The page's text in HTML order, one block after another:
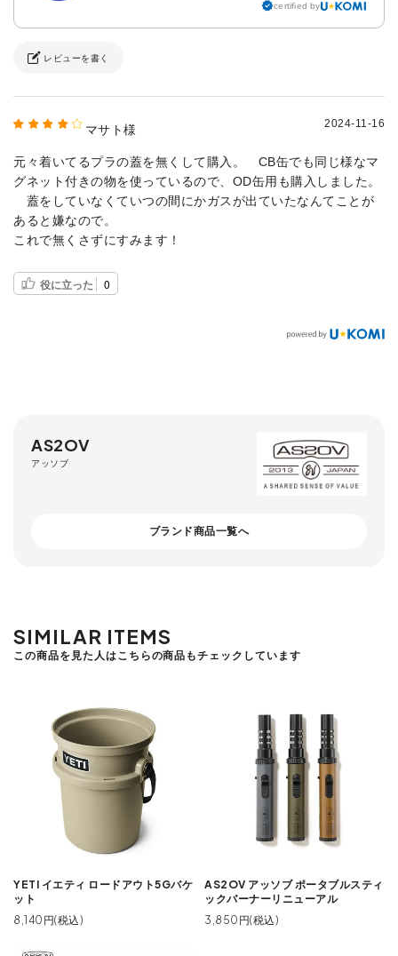
certified by
レビューを書く
マサト様 2024-11-16
元々着いてるプラの蓋を無くして購入。 CB缶でも同じ様なマ
グネット付きの物を使っているので、OD缶用も購入しました。
蓋をしていなくていつの間にかガスが出ていたなんてことが
あると嫌なので。
これで無くさずにすみます！
役に立った 0
AS2OV
アッソブ
ブランド商品一覧へ
SIMILAR ITEMS
この商品を見た人はこちらの商品もチェックしています
YETI イエティ ロードアウト5Gバケ
ット
8,140円(税込)
AS2OV アッソブ ポータブルスティ
ックバーナーリニューアル
3,850円(税込)